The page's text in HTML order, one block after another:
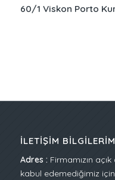
60/1 Viskon Porto
İLETIŞIM
Adres : Firmamızın
kabul edemediğimiz